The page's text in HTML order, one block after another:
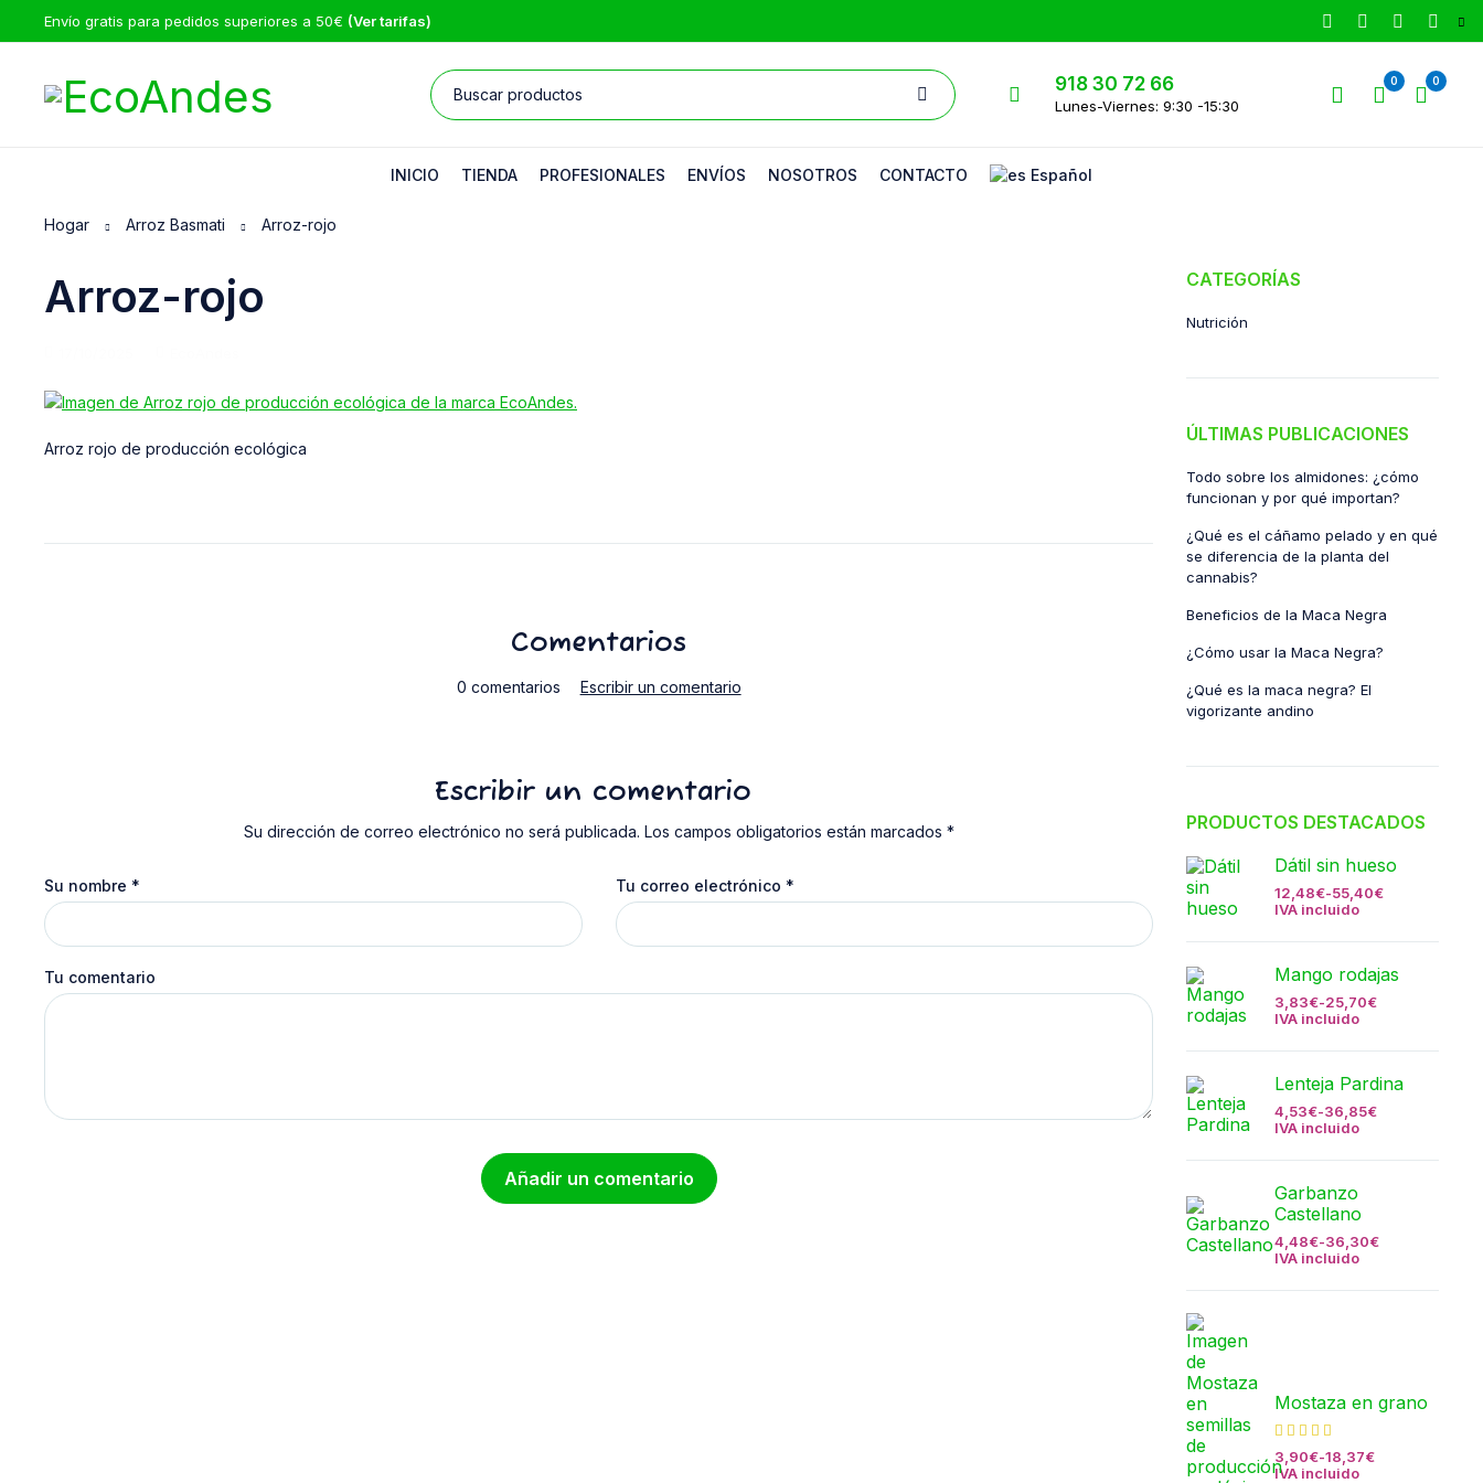
Envío gratis para pedidos superiores a 50€ (Ver tarifas)
918 30 72 66
Lunes-Viernes: 9:30 -15:30
0 0
INICIO TIENDA PROFESIONALES ENVÍOS NOSOTROS CONTACTO Español
Hogar Arroz Basmati Arroz-rojo
Arroz-rojo
Arroz rojo de producción ecológica
Comentarios
0 comentarios Escribir un comentario
Escribir un comentario
Su dirección de correo electrónico no será publicada. Los campos obligatorios están marcados *
Su nombre * Tu correo electrónico *
Tu comentario
Añadir un comentario
CATEGORÍAS
Nutrición
ÚLTIMAS PUBLICACIONES
Todo sobre los almidones: ¿cómo
funcionan y por qué importan?
¿Qué es el cáñamo pelado y en qué
se diferencia de la planta del
cannabis?
Beneficios de la Maca Negra
¿Cómo usar la Maca Negra?
¿Qué es la maca negra? El
vigorizante andino
PRODUCTOS DESTACADOS
Dátil sin hueso
12,48€-55,40€
IVA incluido
Mango rodajas
3,83€-25,70€
IVA incluido
Lenteja Pardina
4,53€-36,85€
IVA incluido
Garbanzo
Castellano
4,48€-36,30€
IVA incluido
Mostaza en grano
3,90€-18,37€
IVA incluido